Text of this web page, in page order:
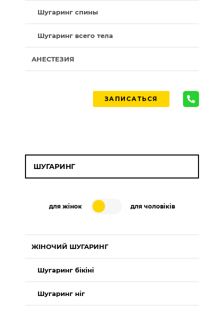
Шугаринг спины
Шугаринг всего тела
АНЕСТЕЗИЯ
ЗАПИСАТЬСЯ
ШУГАРИНГ
для жінок для чоловіків
ЖІНОЧИЙ ШУГАРИНГ
Шугаринг бікіні
Шугаринг ніг